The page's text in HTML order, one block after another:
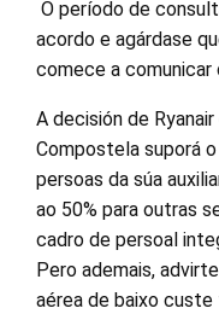
O período de
acordo e agárdase
comece a
A decisión de
Compostela suporá
persoas da súa
ao 50% para outras
cadro de persoal
Pero ademais,
aérea de baixo